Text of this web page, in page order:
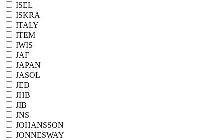
ISEL
ISKRA
ITALY
ITEM
IWIS
JAF
JAPAN
JASOL
JED
JHB
JIB
JNS
JOHANSSON
JONNESWAY